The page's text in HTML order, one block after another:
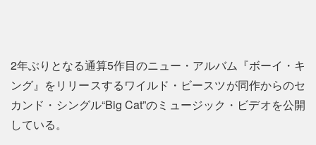
2年ぶりとなる通算5作目のニュー・アルバム『ボーイ・キ
ング』をリリースするワイルド・ビースツが同作からのセ
カンド・シングル“Big Cat”のミュージック・ビデオを公開
している。